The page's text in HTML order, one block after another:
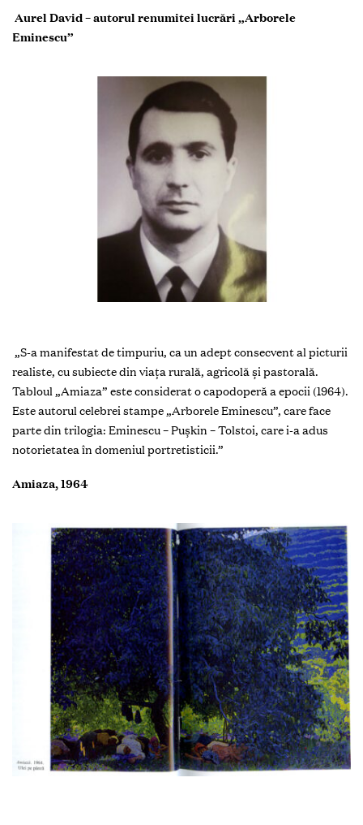
Aurel David–autorul renumitei lucrări „Arborele
Eminescu”
„S-a manifestat de timpuriu, ca un adept consecvent al picturii
realiste, cu subiecte din viaţa rurală, agricolă şi pastorală.
Tabloul „Amiaza” este considerat o capodoperă a epocii (1964).
Este autorul celebrei stampe „Arborele Eminescu”, care face
parte din trilogia: Eminescu – Puşkin – Tolstoi, care i-a adus
notorietatea în domeniul portretisticii.”
Amiaza, 1964